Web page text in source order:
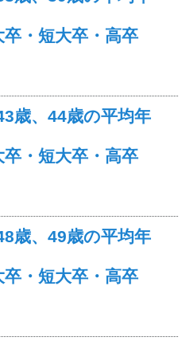
・短大卒・高卒
歳、44歳の平均年
・短大卒・高卒
歳、49歳の平均年
・短大卒・高卒